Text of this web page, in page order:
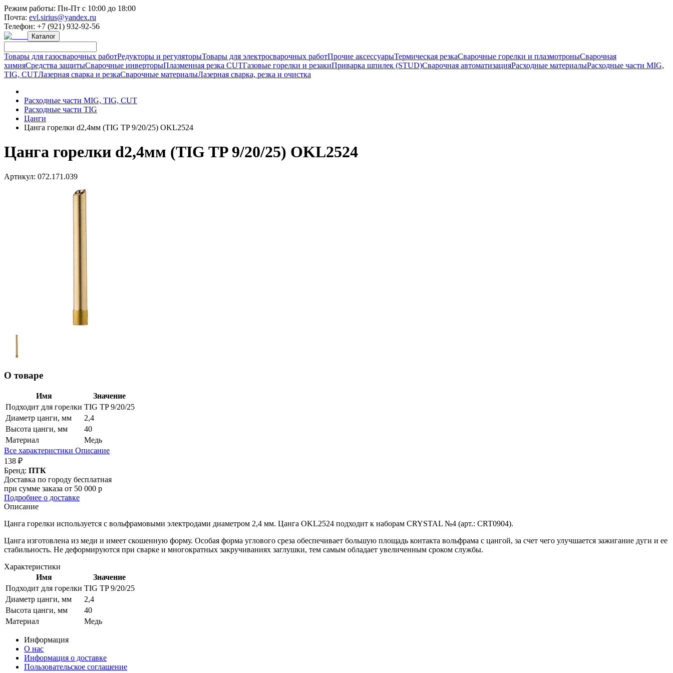
Режим работы: Пн-Пт с 10:00 до 18:00
Почта: evl.sirius@yandex.ru
Телефон: +7 (921) 932-92-56
Каталог
Товары для газосварочных работРедукторы и регуляторыТовары для электросварочных работПрочие аксессуарыТермическая резкаСварочные горелки и плазмотроныСварочная
химияСредства защитыСварочные инверторыПлазменная резка CUTГазовые горелки и резакиПриварка шпилек (STUD)Сварочная автоматизацияРасходные материалыРасходные части MIG,
TIG, CUTЛазерная сварка и резкаСварочные материалыЛазерная сварка, резка и очистка
Расходные части MIG, TIG, CUT
Расходные части TIG
Цанги
Цанга горелки d2,4мм (TIG TP 9/20/25) OKL2524
Цанга горелки d2,4мм (TIG TP 9/20/25) OKL2524
Артикул: 072.171.039
О товаре
Имя
Значение
Подходит для горелки TIG TP 9/20/25
Диаметр цанги, мм
2,4
Высота цанги, мм
40
Материал
Медь
Все характеристики Описание
138 ₽
Бренд: ПТК
Доставка по городу бесплатная
при сумме заказа от 50 000 р
Подробнее о доставке
Описание
Цанга горелки используется с вольфрамовыми электродами диаметром 2,4 мм. Цанга OKL2524 подходит к наборам CRYSTAL №4 (арт.: CRT0904).
Цанга изготовлена из меди и имеет скошенную форму. Особая форма углового среза обеспечивает большую площадь контакта вольфрама с цангой, за счет чего улучшается зажигание дуги и ее
стабильность. Не деформируются при сварке и многократных закручиваниях заглушки, тем самым обладает увеличенным сроком службы.
Характеристики
Имя
Значение
Подходит для горелки TIG TP 9/20/25
Диаметр цанги, мм
2,4
Высота цанги, мм
40
Материал
Медь
Информация
О нас
Информация о доставке
Пользовательское соглашение